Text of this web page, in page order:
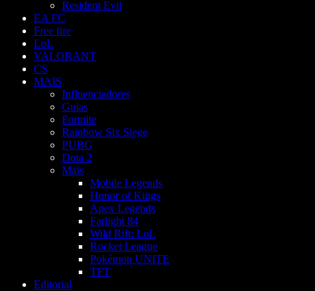
Resident Evil
EA FC
Free fire
LoL
VALORANT
CS
MAIS
Influenciadores
Guias
Fortnite
Rainbow Six Siege
PUBG
Dota 2
Mais
Mobile Legends
Honor of Kings
Apex Legends
Farlight 84
Wild Rift: LoL
Rocket League
Pokémon UNITE
TFT
Editorial